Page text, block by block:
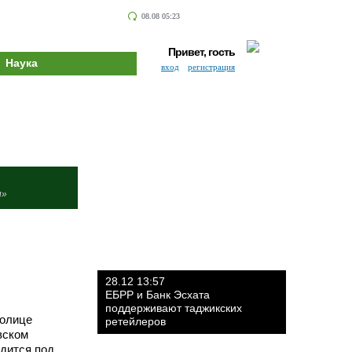
08.08 05:23
Наука
Привет, гость
вход регистрация
под
28.12 13:57
ЕБРР и Банк Эсхата
поддерживают таджикских
ретейлеров